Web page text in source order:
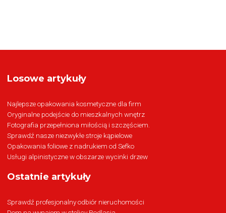
Losowe artykuły
Najlepsze opakowania kosmetyczne dla firm
Oryginalne podejście do mieszkalnych wnętrz
Fotografia przepełniona miłością i szczęściem.
Sprawdź nasze niezwykłe stroje kąpielowe
Opakowania foliowe z nadrukiem od Sefko
Usługi alpinistyczne w obszarze wycinki drzew
Ostatnie artykuły
Sprawdź profesjonalny odbiór nieruchomości